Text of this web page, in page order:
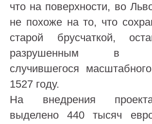
что на поверхности, во
не похоже на то, что
старой брусчаткой,
разрушенным в
случившегося
1527 году.
На внедрения
выделено 440 тысяч